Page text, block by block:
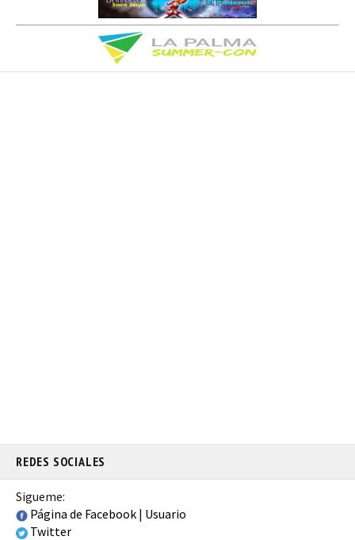
REDES SOCIALES
Sigueme:
Página de Facebook | Usuario
Twitter